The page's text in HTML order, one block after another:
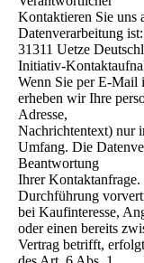
Kontaktieren Sie uns
Datenverarbeitung
31311 Uetze
Initiativ-
Wenn Sie per E-Mail
erheben wir Ihre
Adresse,
Nachrichtentext) nur
Umfang. Die
Beantwortung
Ihrer
Durchführung
bei Kaufinteresse,
oder einen bereits
Vertrag betrifft,